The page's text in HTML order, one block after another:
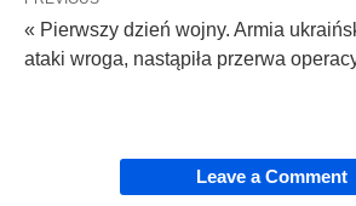
« Pierwszy dzień wojny. Armia
ataki wroga, nastąpiła przerwa
Leave a Comment